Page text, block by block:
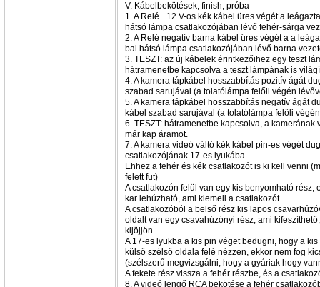
V. Kábelbekötések, finish, próba
1. A Relé +12 V-os kék kábel üres végét a
hátsó lámpa csatlakozójában lévő fehér-sárga
2. A Relé negatív barna kábel üres végét a a
bal hátsó lámpa csatlakozójában lévő barna
3. TESZT: az új kábelek érintkezőihez egy teszt
hátramenetbe kapcsolva a teszt lámpának is
4. A kamera tápkábel hosszabbítás pozitív ágát
szabad sarujával (a tolatólámpa felőli végén
5. A kamera tápkábel hosszabbítás negatív ágát
kábel szabad sarujával (a tolatólámpa felőli
6. TESZT: hátramenetbe kapcsolva, a
már kap áramot.
7. A kamera videó váltó kék kábel pin-es végét
csatlakozójának 17-es lyukába.
Ehhez a fehér és kék csatlakozót is ki kell venni
felett fut)
A csatlakozón felül van egy kis benyomható rész,
kar lehúzható, ami kiemeli a csatlakozót.
A csatlakozóból a belső rész kis lapos
oldalt van egy csavahúzónyi rész, ami
kijöjjön.
A 17-es lyukba a kis pin véget bedugni, hogy a
külső szélső oldala felé nézzen, ekkor nem fog
(szélszerű megvizsgálni, hogy a gyáriak hogy
A fekete rész vissza a fehér részbe, és a
8. A videó lengő RCA bekötése a fehér